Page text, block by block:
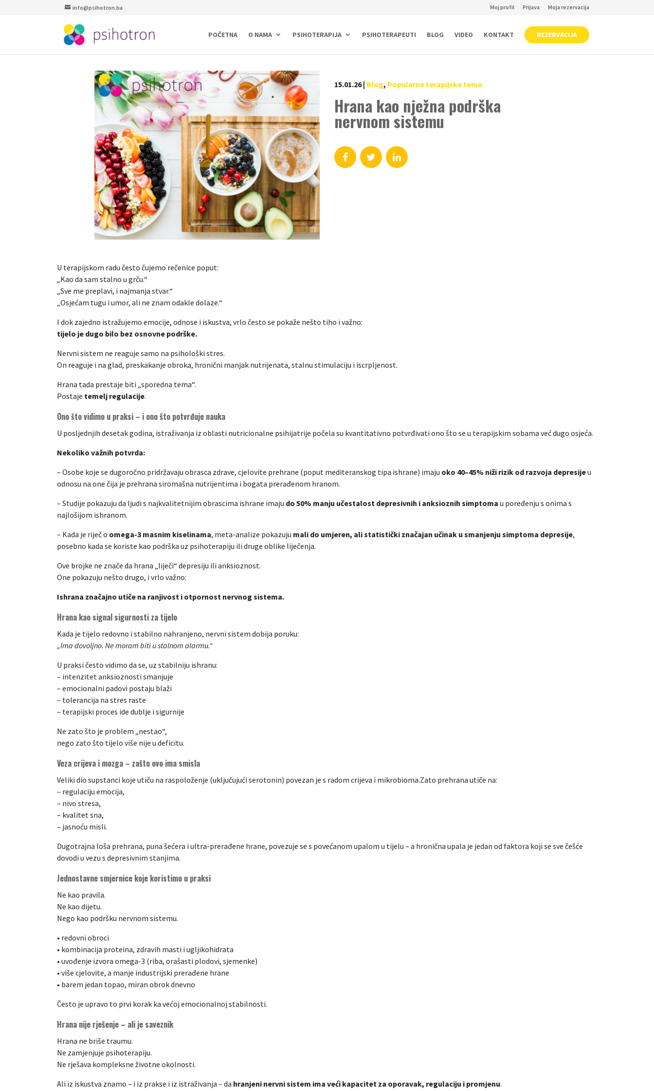
info@psihotron.ba Moj profil Prijava Moja rezervacija
POČETNA O NAMA PSIHOTERAPIJA PSIHOTERAPEUTI BLOG VIDEO KONTAKT REZERVACIJA
15.01.26| Blog, Popularne terapijske teme
Hrana kao nježna podrška
nervnom sistemu
U terapijskom radu često čujemo rečenice poput:
„Kao da sam stalno u grču.“
„Sve me preplavi, i najmanja stvar.“
„Osjećam tugu i umor, ali ne znam odakle dolaze.“
I dok zajedno istražujemo emocije, odnose i iskustva, vrlo često se pokaže nešto tiho i važno:
tijelo je dugo bilo bez osnovne podrške.
Nervni sistem ne reaguje samo na psihološki stres.
On reaguje i na glad, preskakanje obroka, hronični manjak nutrijenata, stalnu stimulaciju i iscrpljenost.
Hrana tada prestaje biti „sporedna tema“.
Postaje temelj regulacije.
Ono što vidimo u praksi – i ono što potvrđuje nauka
U posljednjih desetak godina, istraživanja iz oblasti nutricionalne psihijatrije počela su kvantitativno potvrđivati ono što se u terapijskim sobama već dugo osjeća.
Nekoliko važnih potvrda:
– Osobe koje se dugoročno pridržavaju obrasca zdrave, cjelovite prehrane (poput mediteranskog tipa ishrane) imaju oko 40–45% niži rizik od razvoja depresijeu
odnosu na one čija je prehrana siromašna nutrijentima i bogata prerađenom hranom.
– Studije pokazuju da ljudi s najkvalitetnijim obrascima ishrane imaju do 50% manju učestalost depresivnih i anksioznih simptoma u poređenju s onima s
najlošijom ishranom.
– Kada je riječ o omega-3 masnim kiselinama, meta-analize pokazuju mali do umjeren, ali statistički značajan učinak u smanjenju simptoma depresije,
posebno kada se koriste kao podrška uz psihoterapiju ili druge oblike liječenja.
Ove brojke ne znače da hrana „liječi“ depresiju ili anksioznost.
One pokazuju nešto drugo, i vrlo važno:
Ishrana značajno utiče na ranjivost i otpornost nervnog sistema.
Hrana kao signal sigurnosti za tijelo
Kada je tijelo redovno i stabilno nahranjeno, nervni sistem dobija poruku:
„Ima dovoljno. Ne moram biti u stalnom alarmu.“
U praksi često vidimo da se, uz stabilniju ishranu:
– intenzitet anksioznosti smanjuje
– emocionalni padovi postaju blaži
– tolerancija na stres raste
– terapijski proces ide dublje i sigurnije
Ne zato što je problem „nestao“,
nego zato što tijelo više nije u deficitu.
Veza crijeva i mozga – zašto ovo ima smisla
Veliki dio supstanci koje utiču na raspoloženje (uključujući serotonin) povezan je s radom crijeva i mikrobioma.Zato prehrana utiče na:
– regulaciju emocija,
– nivo stresa,
– kvalitet sna,
– jasnoću misli.
Dugotrajna loša prehrana, puna šećera i ultra-prerađene hrane, povezuje se s povećanom upalom u tijelu – a hronična upala je jedan od faktora koji se sve češće
dovodi u vezu s depresivnim stanjima.
Jednostavne smjernice koje koristimo u praksi
Ne kao pravila.
Ne kao dijetu.
Nego kao podršku nervnom sistemu.
• redovni obroci
• kombinacija proteina, zdravih masti i ugljikohidrata
• uvođenje izvora omega-3 (riba, orašasti plodovi, sjemenke)
• više cjelovite, a manje industrijski prerađene hrane
• barem jedan topao, miran obrok dnevno
Često je upravo to prvi korak ka većoj emocionalnoj stabilnosti.
Hrana nije rješenje – ali je saveznik
Hrana ne briše traumu.
Ne zamjenjuje psihoterapiju.
Ne rješava kompleksne životne okolnosti.
Ali iz iskustva znamo – i iz prakse i iz istraživanja – da hranjeni nervni sistem ima veći kapacitet za oporavak, regulaciju i promjenu.